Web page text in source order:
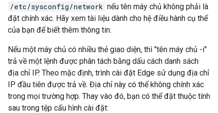
/etc/sysconfig/network nếu tên máy chủ không phải là
đặt chính xác. Hãy xem tài liệu dành cho hệ điều hành cụ thể
của bạn để biết thêm thông tin.
Nếu một máy chủ có nhiều thẻ giao diện, thì "tên máy chủ -i"
trả về một lệnh được phân tách bằng dấu cách danh sách
địa chỉ IP. Theo mặc định, trình cài đặt Edge sử dụng địa chỉ
IP đầu tiên được trả về. Địa chỉ này có thể không chính xác
trong mọi trường hợp. Thay vào đó, bạn có thể đặt thuộc tính
sau trong tệp cấu hình cài đặt: